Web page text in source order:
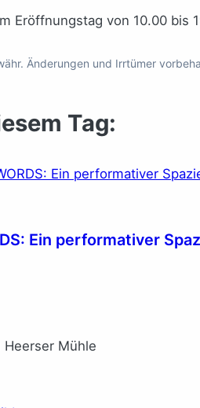
Eröffnungstag von 10.00
Änderungen und Irrtümer
Tag:
Ein performativer
Mühle